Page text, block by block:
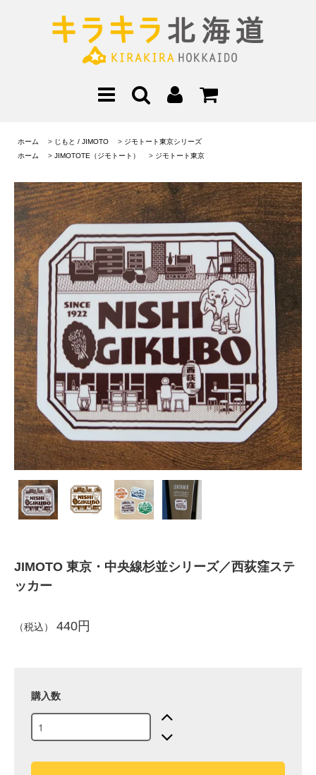
ホーム > じもと / JIMOTO > ジモトート東京シリーズ
ホーム
> JIMOTOTE（ジモトート） > ジモトート東京
JIMOTO 東京・中央線杉並シリーズ／西荻窪ステ
ッカー
（税込） 440円
購入数